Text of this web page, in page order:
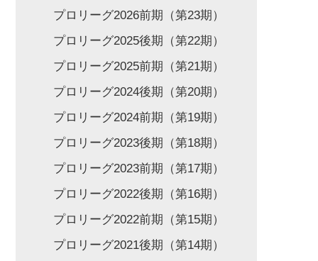
プロリーグ2026前期（第23期）
プロリーグ2025後期（第22期）
プロリーグ2025前期（第21期）
プロリーグ2024後期（第20期）
プロリーグ2024前期（第19期）
プロリーグ2023後期（第18期）
プロリーグ2023前期（第17期）
プロリーグ2022後期（第16期）
プロリーグ2022前期（第15期）
プロリーグ2021後期（第14期）